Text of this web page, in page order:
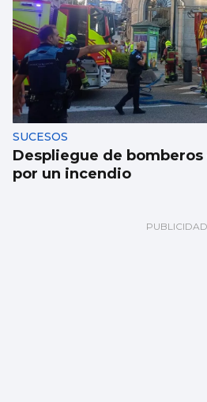
SUCESOS
Despliegue de bomberos
por un incendio